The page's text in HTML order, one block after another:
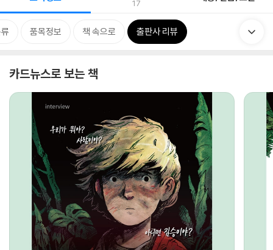
17
품목정보 책 속으로 출판사 리뷰
카드뉴스로 보는 책